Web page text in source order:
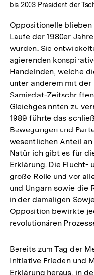
bis 2003 Präsident der
Oppositionelle
Laufe der 1980er
wurden. Sie
agierenden
Handelnden, welche
unter anderem mit
Samisdat-
Gleichgesinnten zu
1989 führte das
Bewegungen und
wesentlichen Anteil an
Natürlich gibt es für
Erklärung. Die Flucht-
große Rolle und vor
und Ungarn sowie die
in der damaligen
Opposition bewirkte
revolutionären
Bereits zum Tag der
Initiative Frieden und
Erklärung heraus, in